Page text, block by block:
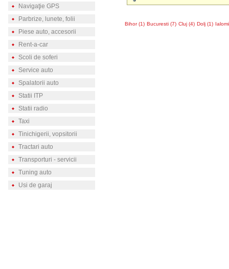
Navigaţie GPS
Parbrize, lunete, folii
Piese auto, accesorii
Rent-a-car
Scoli de soferi
Service auto
Spalatorii auto
Statii ITP
Statii radio
Taxi
Tinichigerii, vopsitorii
Tractari auto
Transporturi - servicii
Tuning auto
Usi de garaj
Bihor (1) Bucuresti (7) Cluj (4) Dolj (1)